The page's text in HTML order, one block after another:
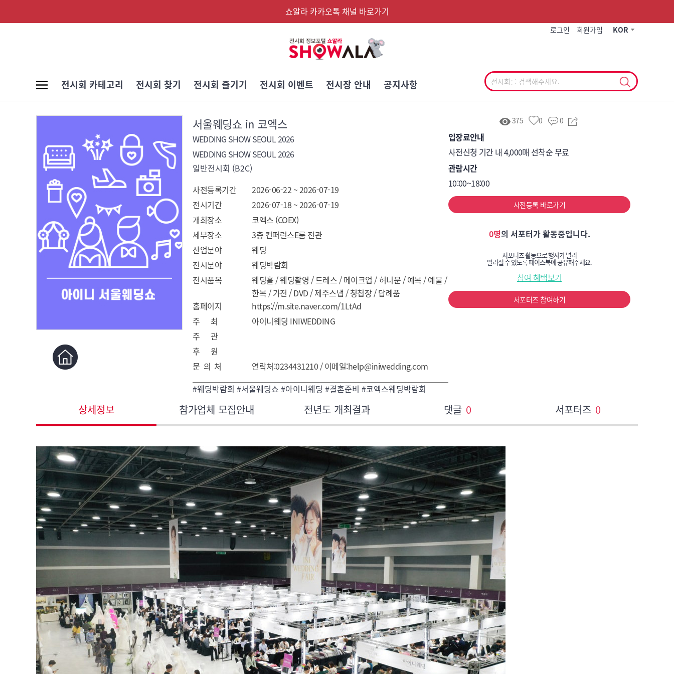
쇼알라 카카오톡 채널 바로가기
로그인 회원가입 KOR
전시회 카테고리 전시회 찾기 전시회 즐기기 전시회 이벤트 전시장 안내 공지사항
서울웨딩쇼 in 코엑스
WEDDING SHOW SEOUL 2026
WEDDING SHOW SEOUL 2026
일반전시회 (B2C)
사전등록기간
2026-06-22 ~ 2026-07-19
전시기간
2026-07-18 ~ 2026-07-19
개최장소
코엑스 (COEX)
세부장소
3층 컨퍼런스E룸 전관
산업분야
웨딩
전시분야
웨딩박람회
전시품목
웨딩홀 / 웨딩촬영 / 드레스 / 메이크업 / 허니문 / 예복 / 예물 /
한복 / 가전 / DVD / 제주스냅 / 청첩장 / 답례품
홈페이지
https://m.site.naver.com/1LtAd
주 최
아이니웨딩 INIWEDDING
주 관
후 원
문 의 처
연락처:0234431210 / 이메일:help@iniwedding.com
#웨딩박람회 #서울웨딩쇼 #아이니웨딩 #결혼준비 #코엑스웨딩박람회
375 0 0
입장료안내
사전신청 기간 내 4,000매 선착순 무료
관람시간
10:00~18:00
사전등록 바로가기
0명의 서포터가 활동중입니다.
서포터즈 활동으로 행사가 널리
알려질 수 있도록 페이스북에 공유해주세요.
참여 혜택보기
서포터즈 참여하기
상세정보 참가업체 모집안내 전년도 개최결과 댓글 0 서포터즈 0